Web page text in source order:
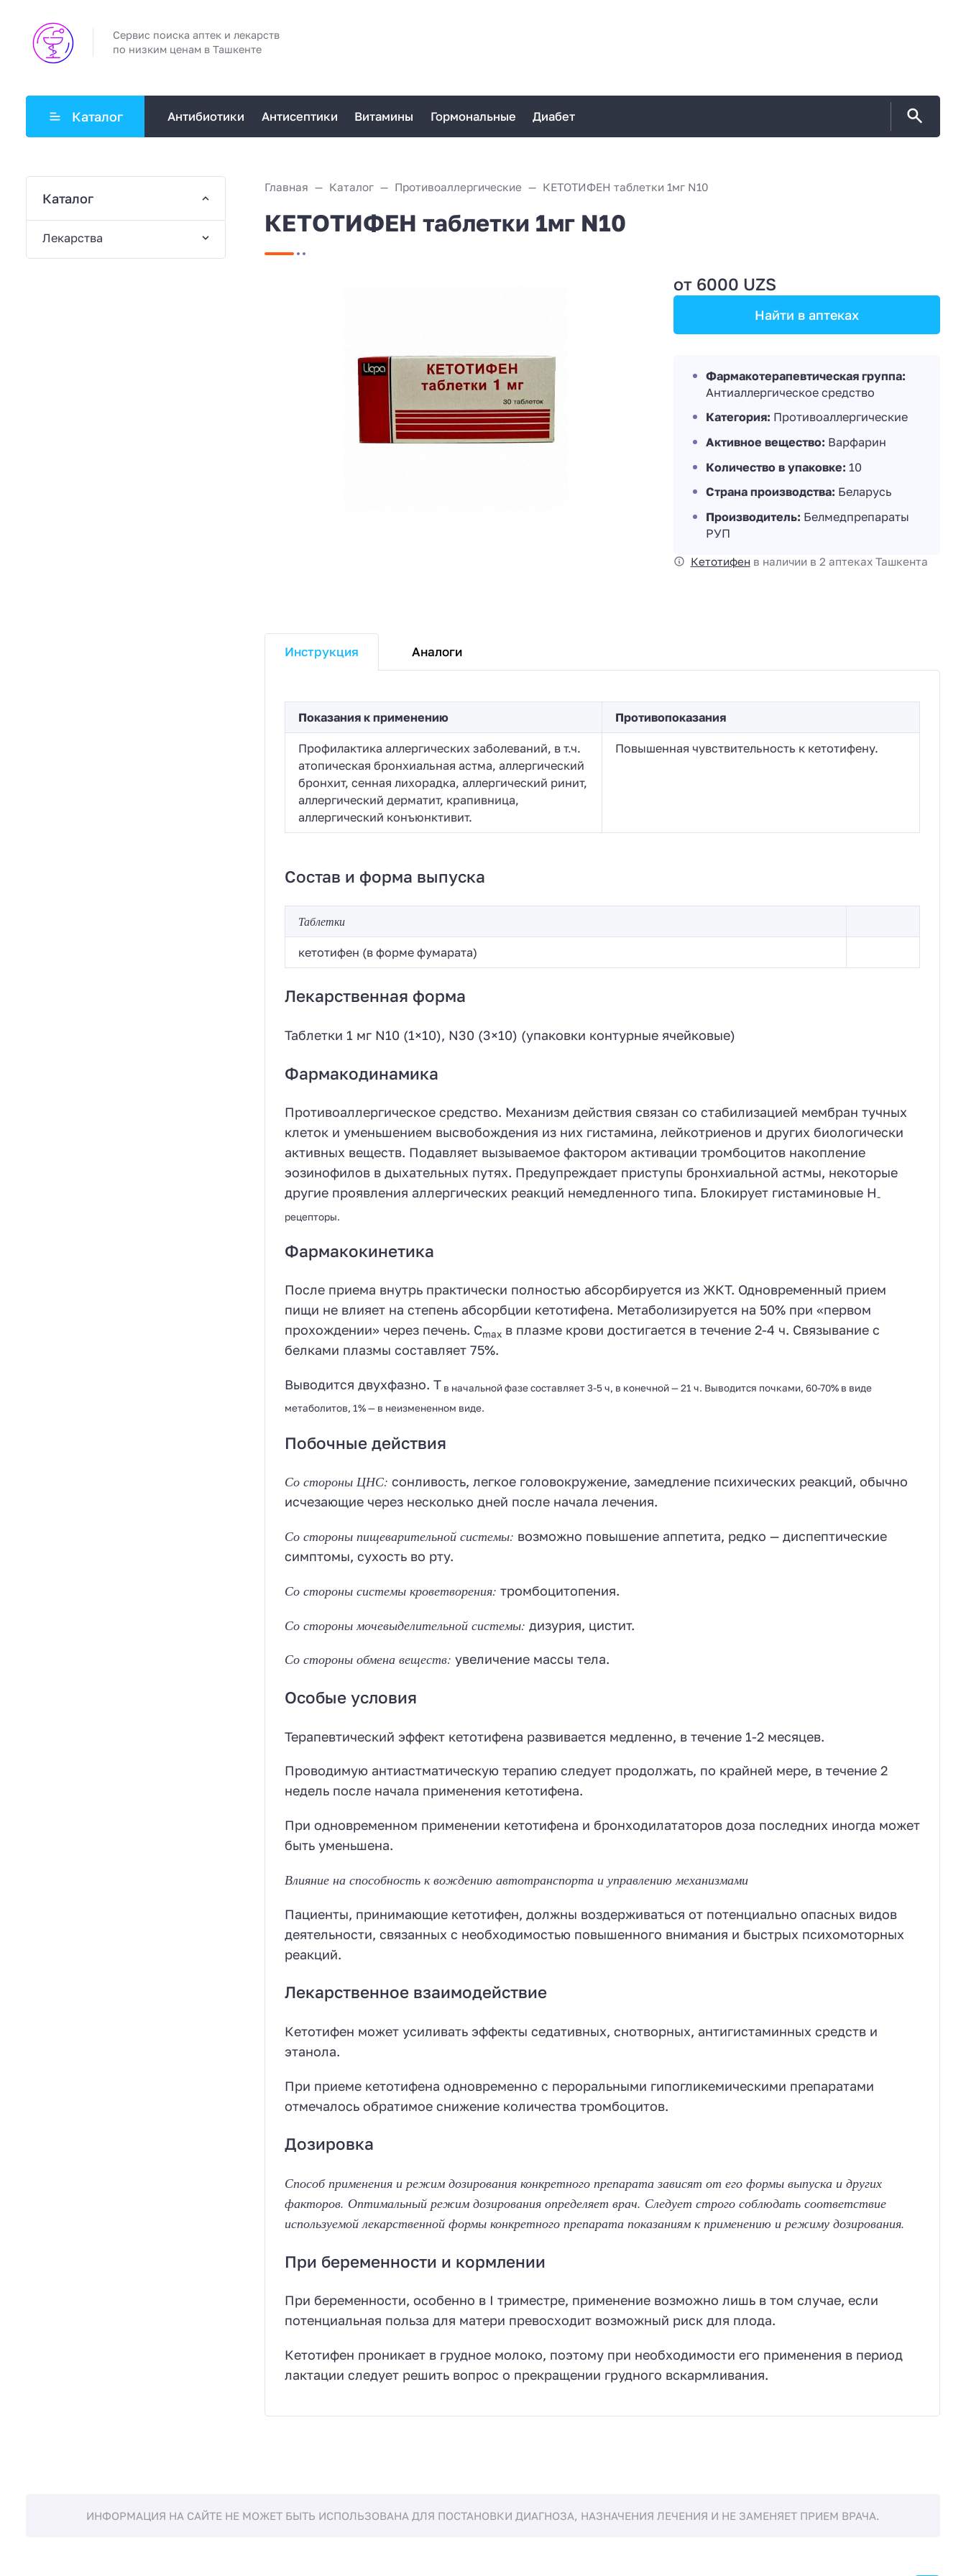
Сервис поиска аптек и лекарств
по низким ценам в Ташкенте
Каталог Антибиотики Антисептики Витамины Гормональные Диабет
Главная Каталог Противоаллергические КЕТОТИФЕН таблетки 1мг N10
КЕТОТИФЕН таблетки 1мг N10
от 6000 UZS
Найти в аптеках
Фармакотерапевтическая группа:
Антиаллергическое средство
Категория: Противоаллергические
Активное вещество: Варфарин
Количество в упаковке: 10
Страна производства: Беларусь
Производитель: Белмедпрепараты
РУП
Кетотифен в наличии в 2 аптеках Ташкента
Инструкция Аналоги
Показания к применению Противопоказания
Профилактика аллергических заболеваний, в т.ч.
атопическая бронхиальная астма, аллергический
бронхит, сенная лихорадка, аллергический ринит,
аллергический дерматит, крапивница,
аллергический конъюнктивит.
Повышенная чувствительность к кетотифену.
Состав и форма выпуска
Таблетки
кетотифен (в форме фумарата)
Лекарственная форма
Таблетки 1 мг N10 (1×10), N30 (3×10) (упаковки контурные ячейковые)
Фармакодинамика
Противоаллергическое средство. Механизм действия связан со стабилизацией мембран тучных
клеток и уменьшением высвобождения из них гистамина, лейкотриенов и других биологически
активных веществ. Подавляет вызываемое фактором активации тромбоцитов накопление
эозинофилов в дыхательных путях. Предупреждает приступы бронхиальной астмы, некоторые
другие проявления аллергических реакций немедленного типа. Блокирует гистаминовые H-
рецепторы.
Фармакокинетика
После приема внутрь практически полностью абсорбируется из ЖКТ. Одновременный прием
пищи не влияет на степень абсорбции кетотифена. Метаболизируется на 50% при «первом
прохождении» через печень. Cmaxв плазме крови достигается в течение 2-4 ч. Связывание с
белками плазмы составляет 75%.
Выводится двухфазно. T в начальной фазе составляет 3-5 ч, в конечной — 21 ч. Выводится почками, 60-70% в виде
метаболитов, 1% — в неизмененном виде.
Побочные действия
Со стороны ЦНС: сонливость, легкое головокружение, замедление психических реакций, обычно
исчезающие через несколько дней после начала лечения.
Со стороны пищеварительной системы: возможно повышение аппетита, редко — диспептические
симптомы, сухость во рту.
Со стороны системы кроветворения: тромбоцитопения.
Со стороны мочевыделительной системы: дизурия, цистит.
Со стороны обмена веществ: увеличение массы тела.
Особые условия
Терапевтический эффект кетотифена развивается медленно, в течение 1-2 месяцев.
Проводимую антиастматическую терапию следует продолжать, по крайней мере, в течение 2
недель после начала применения кетотифена.
При одновременном применении кетотифена и бронходилататоров доза последних иногда может
быть уменьшена.
Влияние на способность к вождению автотранспорта и управлению механизмами
Пациенты, принимающие кетотифен, должны воздерживаться от потенциально опасных видов
деятельности, связанных с необходимостью повышенного внимания и быстрых психомоторных
реакций.
Лекарственное взаимодействие
Кетотифен может усиливать эффекты седативных, снотворных, антигистаминных средств и
этанола.
При приеме кетотифена одновременно с пероральными гипогликемическими препаратами
отмечалось обратимое снижение количества тромбоцитов.
Дозировка
Способ применения и режим дозирования конкретного препарата зависят от его формы выпуска и других
факторов. Оптимальный режим дозирования определяет врач. Следует строго соблюдать соответствие
используемой лекарственной формы конкретного препарата показаниям к применению и режиму дозирования.
При беременности и кормлении
При беременности, особенно в I триместре, применение возможно лишь в том случае, если
потенциальная польза для матери превосходит возможный риск для плода.
Кетотифен проникает в грудное молоко, поэтому при необходимости его применения в период
лактации следует решить вопрос о прекращении грудного вскармливания.
Каталог
Лекарства
ИНФОРМАЦИЯ НА САЙТЕ НЕ МОЖЕТ БЫТЬ ИСПОЛЬЗОВАНА ДЛЯ ПОСТАНОВКИ ДИАГНОЗА, НАЗНАЧЕНИЯ ЛЕЧЕНИЯ И НЕ ЗАМЕНЯЕТ ПРИЕМ ВРАЧА.